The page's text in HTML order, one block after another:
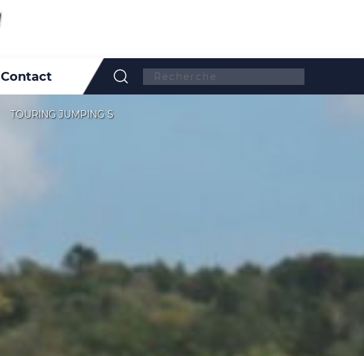
Contact Search:
TOURING JUMPING S